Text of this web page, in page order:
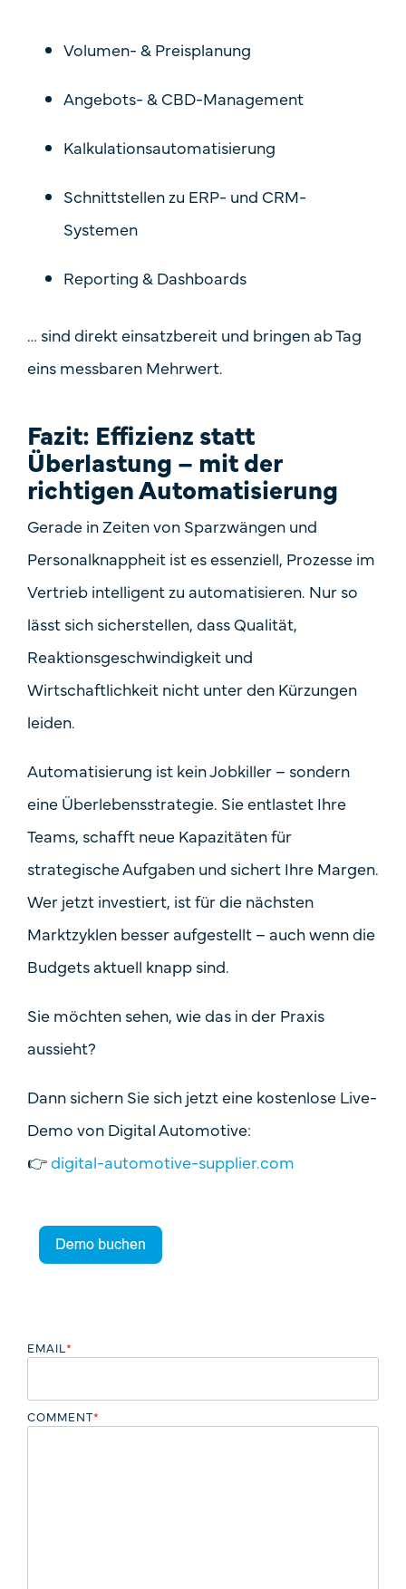
Volumen- & Preisplanung
Angebots- & CBD-Management
Kalkulationsautomatisierung
Schnittstellen zu ERP- und CRM-
Systemen
Reporting & Dashboards
… sind direkt einsatzbereit und bringen ab Tag
eins messbaren Mehrwert.
Fazit: Effizienz statt
Überlastung – mit der
richtigen Automatisierung
Gerade in Zeiten von Sparzwängen und
Personalknappheit ist es essenziell, Prozesse im
Vertrieb intelligent zu automatisieren. Nur so
lässt sich sicherstellen, dass Qualität,
Reaktionsgeschwindigkeit und
Wirtschaftlichkeit nicht unter den Kürzungen
leiden.
Automatisierung ist kein Jobkiller – sondern
eine Überlebensstrategie. Sie entlastet Ihre
Teams, schafft neue Kapazitäten für
strategische Aufgaben und sichert Ihre Margen.
Wer jetzt investiert, ist für die nächsten
Marktzyklen besser aufgestellt – auch wenn die
Budgets aktuell knapp sind.
Sie möchten sehen, wie das in der Praxis
aussieht?
Dann sichern Sie sich jetzt eine kostenlose Live-
Demo von Digital Automotive:
👉digital-automotive-supplier.com
EMAIL *
COMMENT*